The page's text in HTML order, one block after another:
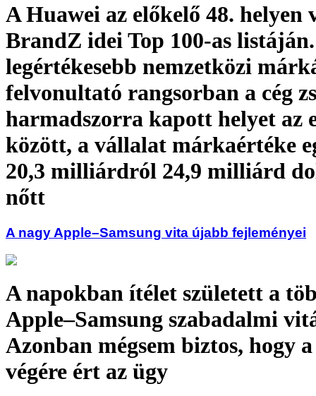
A Huawei az előkelő 48. helyen
BrandZ idei Top 100-as
legértékesebb nemzetközi
felvonultató rangsorban a cég
harmadszorra kapott helyet az
között, a vállalat márkaértéke
20,3 milliárdról 24,9 milliárd
nőtt
A nagy Apple–Samsung vita újabb fejleményei
A napokban ítélet született a
Apple–Samsung szabadalmi
Azonban mégsem biztos, hogy
végére ért az ügy